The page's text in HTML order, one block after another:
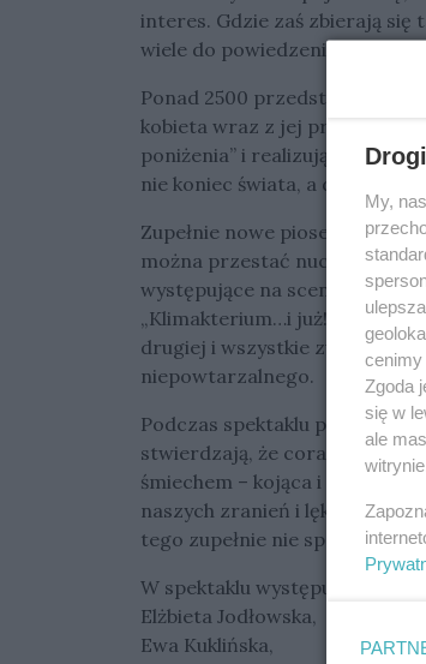
interes. Gdzie zaś zbierają się
wiele do powiedzenia, tam jest
Ponad 2500 przedstawień
kobieta wraz z jej problemami,
poniżenia” i realizują to, o co
nie koniec świata, a dopiero
Zupełnie nowe piosenki we
można przestać nucić,
występujące na scenie aktorki
„Klimakterium…i już!”, ale do
drugiej i wszystkie zupełnie
niepowtarzalnego.
Podczas spektaklu panie
stwierdzają, że coraz śmielej
śmiechem – kojąca i
naszych zranień i lęków. Bo
tego zupełnie nie spodziewają.
W spektaklu występują
Elżbieta Jodłowska,
Ewa Kuklińska,
My,
cenimy
Zgoda
się w
ale